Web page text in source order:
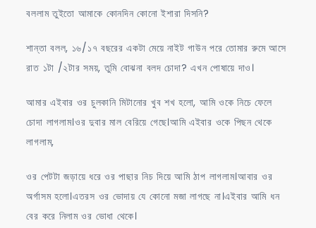
বললাম তুইতো আমাকে কোনদিন কোনো ইশারা দিসনি?
শান্তা বলল, ১৬/১৭ বছরের একটা মেয়ে নাইট গাউন পরে তোমার রুমে আসে
রাত ১টা /২টার সময়, তুমি বোঝনা বলদ চোদা? এখন পোষায়ে দাও।
আমার এইবার ওর চুলকানি মিটানোর খুব শখ হলো, আমি ওকে নিচে ফেলে
চোদা লাগলাম।ওর দুবার মাল বেরিয়ে গেছে।আমি এইবার ওকে পিছন থেকে
লাগলাম,
ওর পেটটা জড়ায়ে ধরে ওর পাছার নিচ দিয়ে আমি ঠাপ লাগলাম।আবার ওর
অর্গাসম হলো।এতরস ওর ভোদায় যে কোনো মজা লাগছে না।এইবার আমি ধন
বের করে নিলাম ওর ভোধা থেকে।